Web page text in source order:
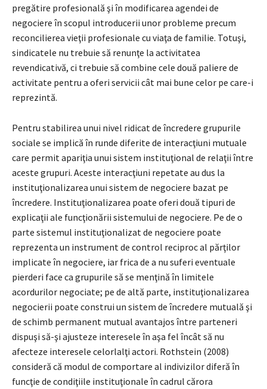
pregătire profesională şi în modificarea agendei de
negociere în scopul introducerii unor probleme precum
reconcilierea vieţii profesionale cu viaţa de familie. Totuşi,
sindicatele nu trebuie să renunţe la activitatea
revendicativă, ci trebuie să combine cele două paliere de
activitate pentru a oferi servicii cât mai bune celor pe care-i
reprezintă.
Pentru stabilirea unui nivel ridicat de încredere grupurile
sociale se implică în runde diferite de interacţiuni mutuale
care permit apariţia unui sistem instituţional de relaţii între
aceste grupuri. Aceste interacţiuni repetate au dus la
instituţionalizarea unui sistem de negociere bazat pe
încredere. Instituţionalizarea poate oferi două tipuri de
explicaţii ale funcţionării sistemului de negociere. Pe de o
parte sistemul instituţionalizat de negociere poate
reprezenta un instrument de control reciproc al părţilor
implicate în negociere, iar frica de a nu suferi eventuale
pierderi face ca grupurile să se menţină în limitele
acordurilor negociate; pe de altă parte, instituţionalizarea
negocierii poate construi un sistem de încredere mutuală şi
de schimb permanent mutual avantajos între parteneri
dispuşi să-şi ajusteze interesele în aşa fel încât să nu
afecteze interesele celorlalţi actori. Rothstein (2008)
consideră că modul de comportare al indivizilor diferă în
funcţie de condiţiile instituţionale în cadrul cărora